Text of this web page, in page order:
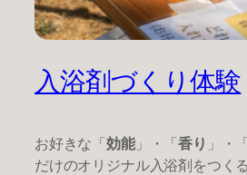
入浴剤づくり体験
お好きな「効能」・「香り 」・
だけのオリジナル入浴剤をつく